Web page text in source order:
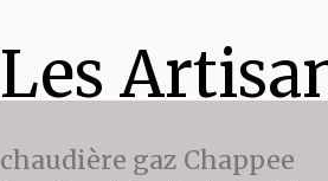
Les
chaudière gaz Chappee